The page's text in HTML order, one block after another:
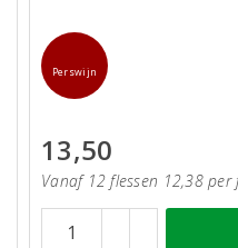
Perswijn
13,50
Vanaf 12 flessen 12,38 per